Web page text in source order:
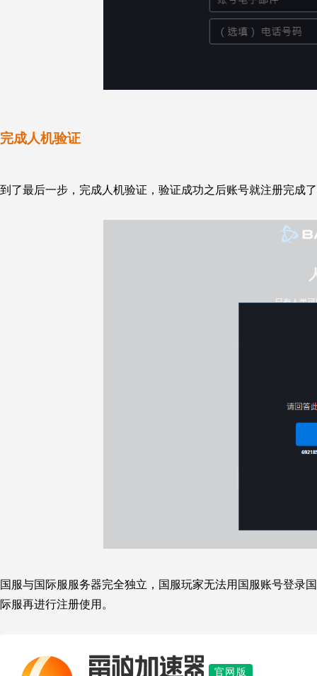
完成人机验证
到了最后一步，完成人机验证，验证成功之后账号就注册完成
国服与国际服服务器完全独立 ， 国服玩家无法用国服账号登录
际服再进行注册使用。
雷神加速器 官网版